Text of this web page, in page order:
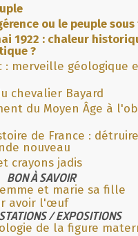
ou le peuple
1922 : chaleur
?
: merveille géologique
chevalier Bayard
du Moyen Âge à
de France :
nouveau
crayons jadis
BON À SAVOIR
et marie sa fille
avoir l'œuf
/ EXPOSITIONS
de la figure